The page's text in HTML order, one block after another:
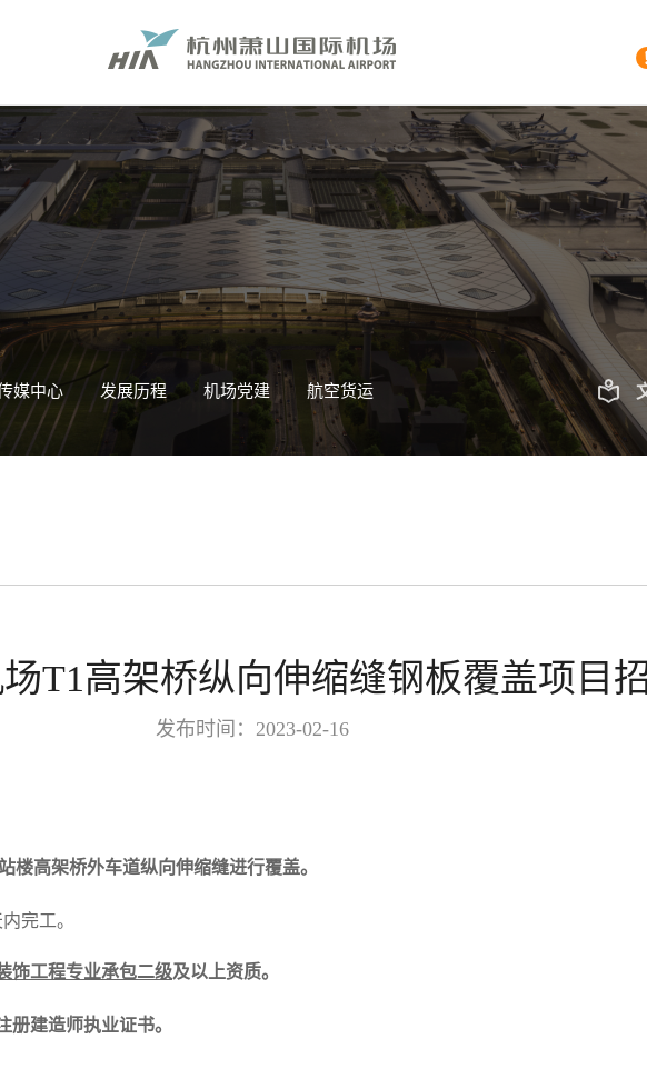
媒中心 发展历程 机场党建 航空货运
T1高架桥纵向伸缩缝钢板覆盖项目
发布时间：2023-02-16
楼高架桥外车道纵向伸缩缝进行覆盖。
完工。
饰工程专业承包二级及以上资质。
册建造师执业证书。